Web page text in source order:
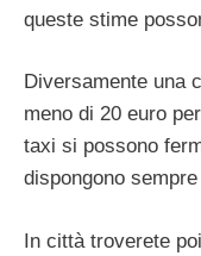
queste stime
Diversamente una
meno di 20 euro
taxi si possono
dispongono
In città troverete